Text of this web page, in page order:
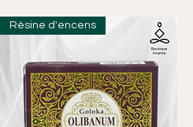
Résine d'encens